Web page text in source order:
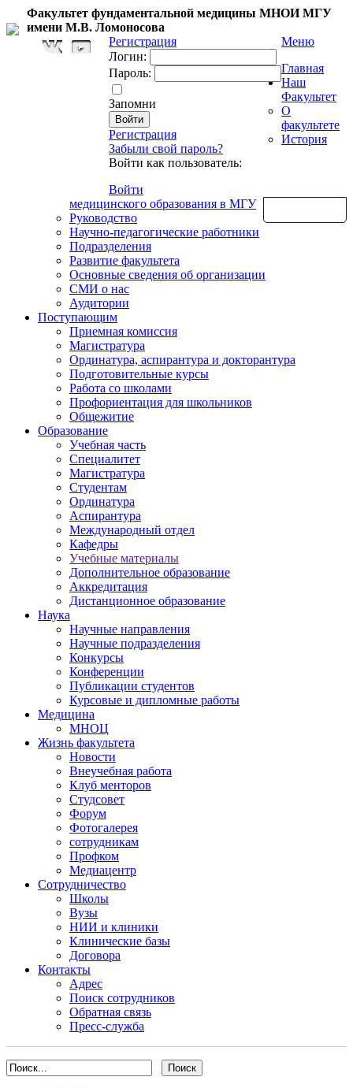
Факультет фундаментальной медицины МНОИ МГУ
имени М.В. Ломоносова
Регистрация
Логин:
Пароль:
Запомни
Регистрация
Забыли свой пароль?
Войти как пользователь:
Войти
Меню
Главная
Наш
Факультет
О
факультете
История
медицинского образования в МГУ
Руководство
Научно-педагогические работники
Подразделения
Развитие факультета
Основные сведения об организации
СМИ о нас
Аудитории
Поступающим
Приемная комиссия
Магистратура
Ординатура, аспирантура и докторантура
Подготовительные курсы
Работа со школами
Профориентация для школьников
Общежитие
Образование
Учебная часть
Специалитет
Магистратура
Студентам
Ординатура
Аспирантура
Международный отдел
Кафедры
Учебные материалы
Дополнительное образование
Аккредитация
Дистанционное образование
Наука
Научные направления
Научные подразделения
Конкурсы
Конференции
Публикации студентов
Курсовые и дипломные работы
Медицина
МНОЦ
Жизнь факультета
Новости
Внеучебная работа
Клуб менторов
Студсовет
Форум
Фотогалерея
сотрудникам
Профком
Медиацентр
Сотрудничество
Школы
Вузы
НИИ и клиники
Клинические базы
Договора
Контакты
Адрес
Поиск сотрудников
Обратная связь
Пресс-служба